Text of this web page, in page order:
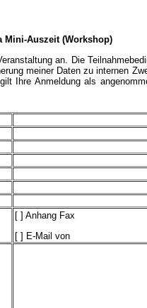
Mini-Auszeit (Workshop)
an. Die
meiner Daten zu internen
Ihre Anmeldung als
[ ] Anhang Fax
[ ] E-Mail von